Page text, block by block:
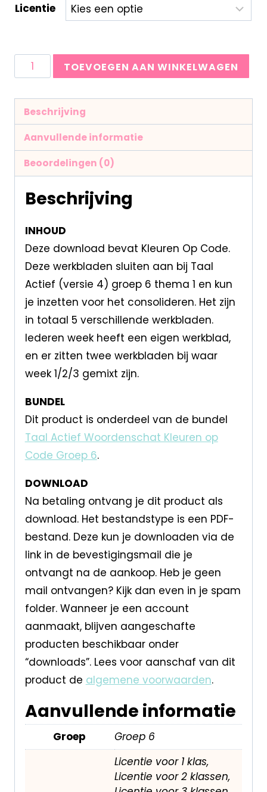
Licentie
TOEVOEGEN AAN WINKELWAGEN
Beschrijving
Aanvullende informatie
Beoordelingen (0)
Beschrijving
INHOUD
Deze download bevat Kleuren Op Code.
Deze werkbladen sluiten aan bij Taal
Actief (versie 4) groep 6 thema 1 en kun
je inzetten voor het consolideren. Het zijn
in totaal 5 verschillende werkbladen.
Iederen week heeft een eigen werkblad,
en er zitten twee werkbladen bij waar
week 1/2/3 gemixt zijn.
BUNDEL
Dit product is onderdeel van de bundel
Taal Actief Woordenschat Kleuren op
Code Groep 6.
DOWNLOAD
Na betaling ontvang je dit product als
download. Het bestandstype is een PDF-
bestand. Deze kun je downloaden via de
link in de bevestigingsmail die je
ontvangt na de aankoop. Heb je geen
mail ontvangen? Kijk dan even in je spam
folder. Wanneer je een account
aanmaakt, blijven aangeschafte
producten beschikbaar onder
“downloads”. Lees voor aanschaf van dit
product de algemene voorwaarden.
Aanvullende informatie
Groep Groep 6
Licentie voor 1 klas,
Licentie voor 2 klassen,